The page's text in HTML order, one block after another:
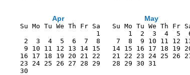
Apr May
Su Mo Tu We Th Fr Sa   Su Mo Tu We Th Fr
1       1  2  3  4  5
2  3  4  5  6  7  8    7  8  9 10 11 12
9 10 11 12 13 14 15   14 15 16 17 18 19
16 17 18 19 20 21 22   21 22 23 24 25 26
23 24 25 26 27 28 29   28 29 30 31